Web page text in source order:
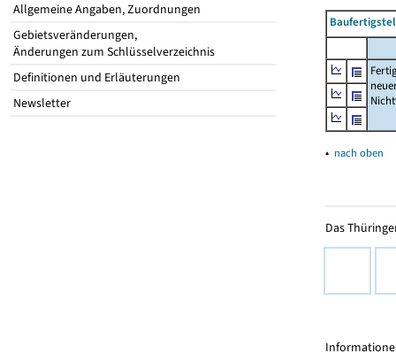
Allgemeine Angaben, Zuordnungen
Gebietsveränderungen,
Änderungen zum Schlüsselverzeichnis
Definitionen und Erläuterungen
Newsletter
▴ nach oben
Das